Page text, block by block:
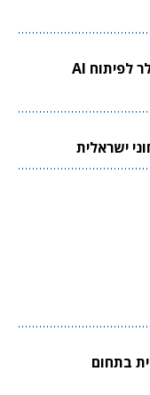
Limitless Labs גייסה 20 מיליון דולר לפיתוח AI
בתחום